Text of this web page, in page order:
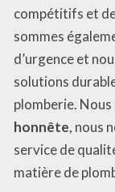
compétitifs et
sommes
d’urgence et
solutions
plomberie.
honnête, nous
service de
matière de